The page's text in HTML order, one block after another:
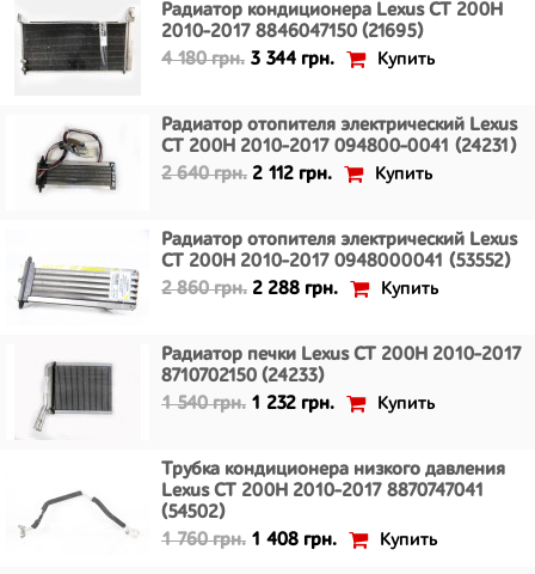
Радиатор кондиционера Lexus CT 200H
2010-2017 8846047150 (21695)
4 180 грн. 3 344 грн. Купить
Радиатор отопителя электрический Lexus
CT 200H 2010-2017 094800-0041 (24231)
2 640 грн. 2 112 грн. Купить
Радиатор отопителя электрический Lexus
CT 200H 2010-2017 0948000041 (53552)
2 860 грн. 2 288 грн. Купить
Радиатор печки Lexus CT 200H 2010-2017
8710702150 (24233)
1 540 грн. 1 232 грн. Купить
Трубка кондиционера низкого давления
Lexus CT 200H 2010-2017 8870747041
(54502)
1 760 грн. 1 408 грн. Купить